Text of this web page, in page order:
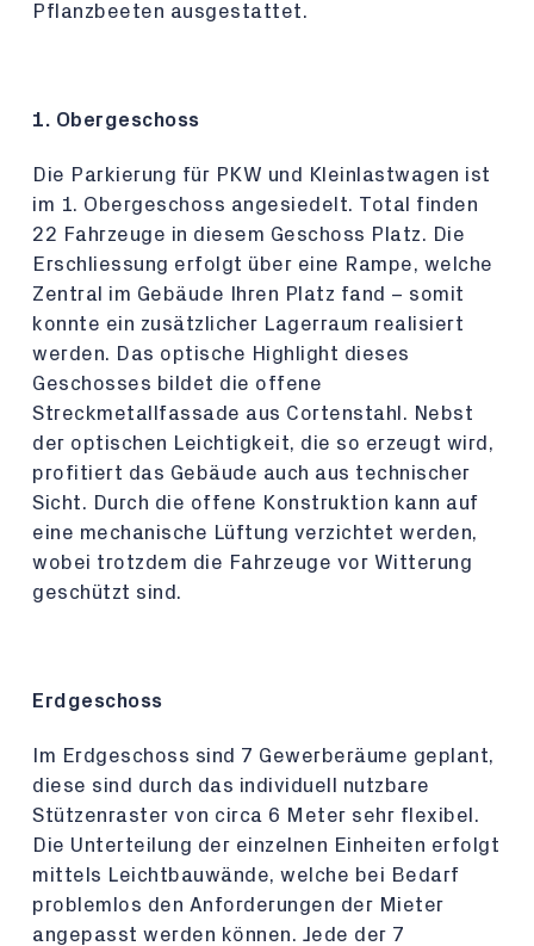
Pflanzbeeten ausgestattet.
1. Obergeschoss
Die Parkierung für PKW und Kleinlastwagen ist
im 1. Obergeschoss angesiedelt. Total finden
22 Fahrzeuge in diesem Geschoss Platz. Die
Erschliessung erfolgt über eine Rampe, welche
Zentral im Gebäude Ihren Platz fand – somit
konnte ein zusätzlicher Lagerraum realisiert
werden. Das optische Highlight dieses
Geschosses bildet die offene
Streckmetallfassade aus Cortenstahl. Nebst
der optischen Leichtigkeit, die so erzeugt wird,
profitiert das Gebäude auch aus technischer
Sicht. Durch die offene Konstruktion kann auf
eine mechanische Lüftung verzichtet werden,
wobei trotzdem die Fahrzeuge vor Witterung
geschützt sind.
Erdgeschoss
Im Erdgeschoss sind 7 Gewerberäume geplant,
diese sind durch das individuell nutzbare
Stützenraster von circa 6 Meter sehr flexibel.
Die Unterteilung der einzelnen Einheiten erfolgt
mittels Leichtbauwände, welche bei Bedarf
problemlos den Anforderungen der Mieter
angepasst werden können. Jede der 7